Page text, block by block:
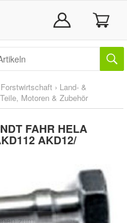
› Land- &
Teile, Motoren & Zubehör
FAHR HELA
AKD12/
zum